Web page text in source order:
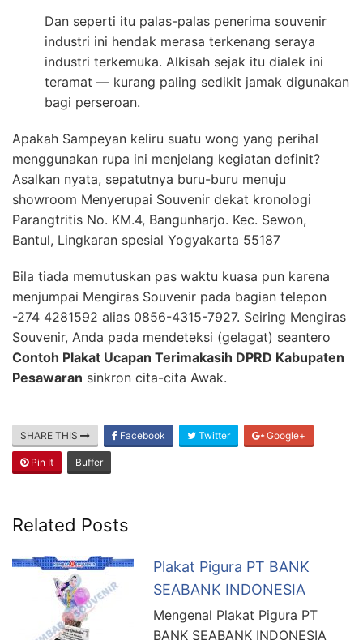
Dan seperti itu palas-palas penerima souvenir
industri ini hendak merasa terkenang seraya
industri terkemuka. Alkisah sejak itu dialek ini
teramat — kurang paling sedikit jamak digunakan
bagi perseroan.
Apakah Sampeyan keliru suatu wong yang perihal
menggunakan rupa ini menjelang kegiatan definit?
Asalkan nyata, sepatutnya buru-buru menuju
showroom Menyerupai Souvenir dekat kronologi
Parangtritis No. KM.4, Bangunharjo. Kec. Sewon,
Bantul, Lingkaran spesial Yogyakarta 55187
Bila tiada memutuskan pas waktu kuasa pun karena
menjumpai Mengiras Souvenir pada bagian telepon
-274 4281592 alias 0856-4315-7927. Seiring Mengiras
Souvenir, Anda pada mendeteksi (gelagat) seantero
Contoh Plakat Ucapan Terimakasih DPRD Kabupaten
Pesawaran sinkron cita-cita Awak.
SHARE THIS Facebook Twitter Google+
Pin It Buffer
Related Posts
Plakat Pigura PT BANK
SEABANK INDONESIA
Mengenal Plakat Pigura PT
BANK SEABANK INDONESIA